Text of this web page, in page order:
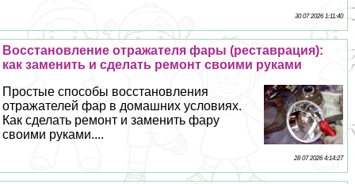
30 07 2026 1:11:40
Восстановление отражателя фары (реставрация):
как заменить и сделать ремонт своими руками
Простые способы восстановления
отражателей фар в домашних условиях.
Как сделать ремонт и заменить фару
своими руками....
28 07 2026 4:14:27